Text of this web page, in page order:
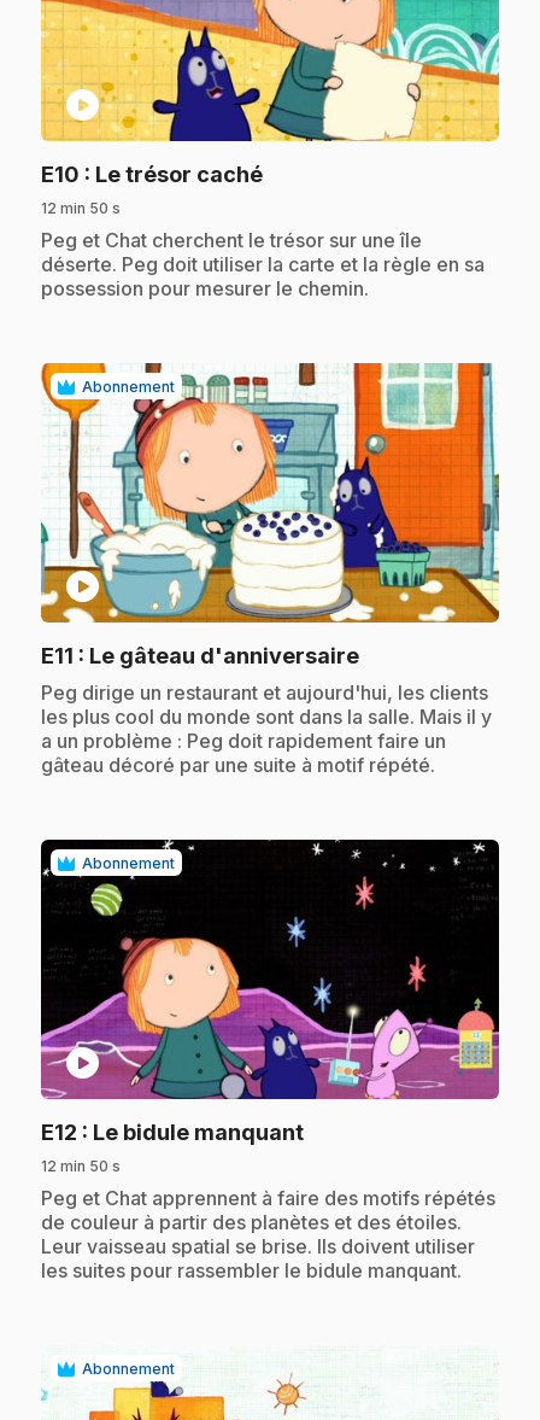
play_circle
E10 : Le trésor caché.
12 min 50 s
.Peg et Chat cherchent le trésor sur une île
déserte. Peg doit utiliser la carte et la règle en sa
possession pour mesurer le chemin.
Abonnement
play_circle
E11 : Le gâteau d'anniversaire.
.Peg dirige un restaurant et aujourd'hui, les clients
les plus cool du monde sont dans la salle. Mais il y
a un problème : Peg doit rapidement faire un
gâteau décoré par une suite à motif répété.
Abonnement
play_circle
E12 : Le bidule manquant.
12 min 50 s
.Peg et Chat apprennent à faire des motifs répétés
de couleur à partir des planètes et des étoiles.
Leur vaisseau spatial se brise. Ils doivent utiliser
les suites pour rassembler le bidule manquant.
Abonnement